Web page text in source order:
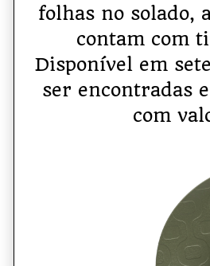
folhas no solado,
contam com
Disponível em
ser encontradas
com